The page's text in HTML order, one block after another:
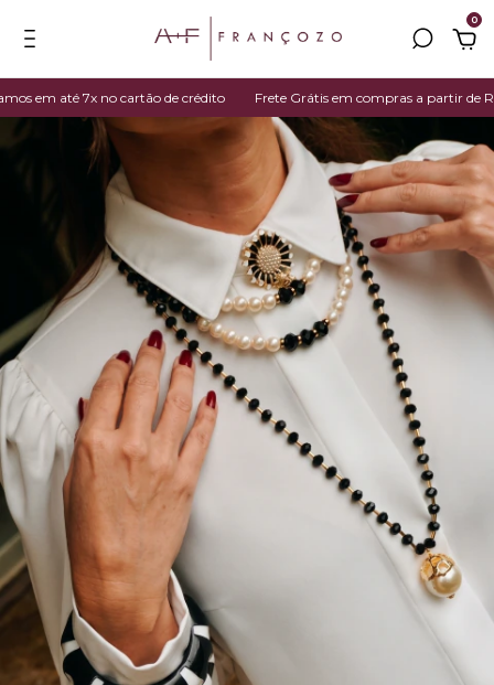
0
em até 7x no cartão de crédito Frete Grátis em compras a partir de R$